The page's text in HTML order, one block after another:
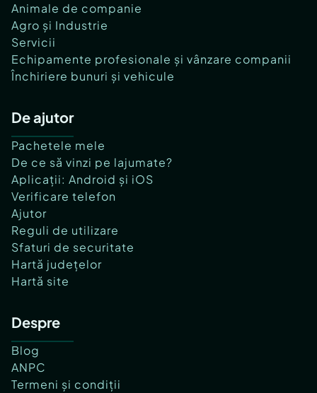
Animale de companie
Agro și Industrie
Servicii
Echipamente profesionale și vânzare companii
Închiriere bunuri și vehicule
De ajutor
Pachetele mele
De ce să vinzi pe lajumate?
Aplicații: Android și iOS
Verificare telefon
Ajutor
Reguli de utilizare
Sfaturi de securitate
Hartă județelor
Hartă site
Despre
Blog
ANPC
Termeni și condiții